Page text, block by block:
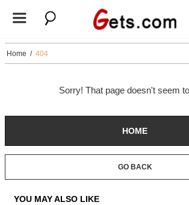
Home / 404
Sorry! That page doesn't seem
HOME
GO BACK
YOU MAY ALSO LIKE